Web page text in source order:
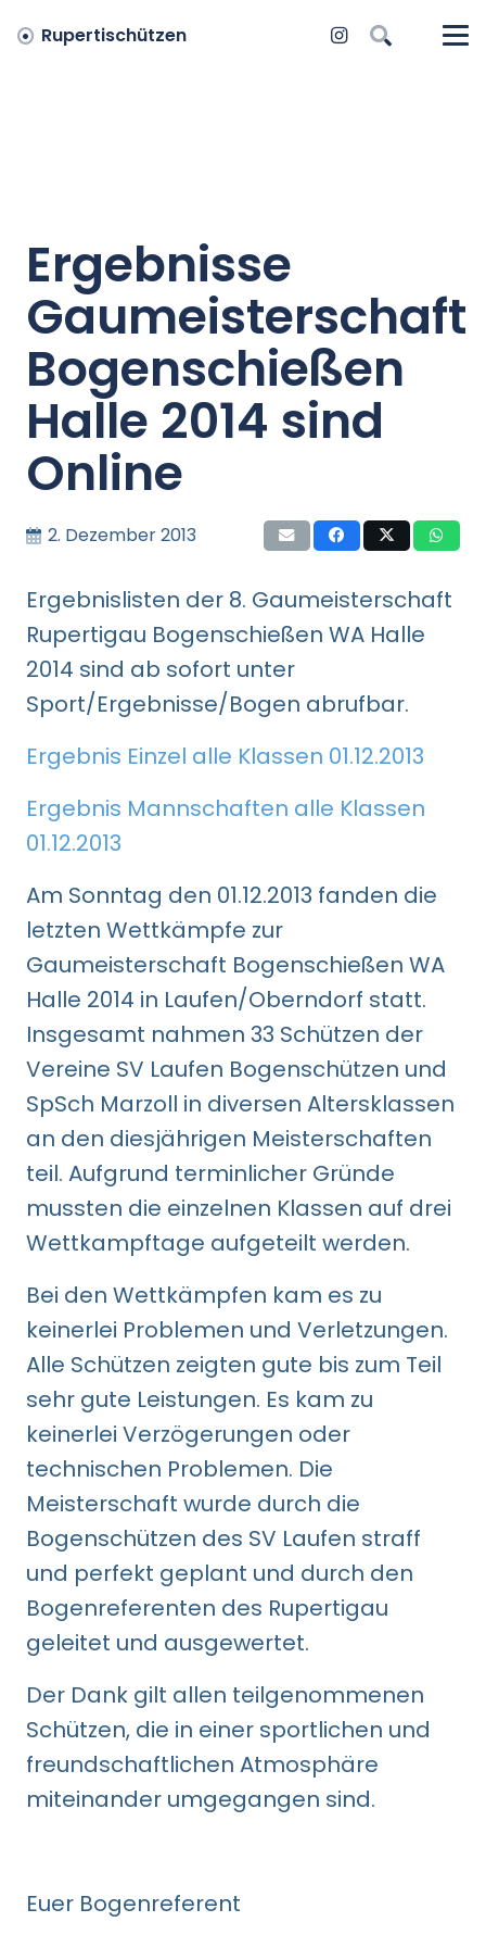
Rupertischützen
Ergebnisse
Gaumeisterschaft
Bogenschießen
Halle 2014 sind
Online
2. Dezember 2013
Ergebnislisten der 8. Gaumeisterschaft
Rupertigau Bogenschießen WA Halle
2014 sind ab sofort unter
Sport/Ergebnisse/Bogen abrufbar.
Ergebnis Einzel alle Klassen 01.12.2013
Ergebnis Mannschaften alle Klassen
01.12.2013
Am Sonntag den 01.12.2013 fanden die
letzten Wettkämpfe zur
Gaumeisterschaft Bogenschießen WA
Halle 2014 in Laufen/Oberndorf statt.
Insgesamt nahmen 33 Schützen der
Vereine SV Laufen Bogenschützen und
SpSch Marzoll in diversen Altersklassen
an den diesjährigen Meisterschaften
teil. Aufgrund terminlicher Gründe
mussten die einzelnen Klassen auf drei
Wettkampftage aufgeteilt werden.
Bei den Wettkämpfen kam es zu
keinerlei Problemen und Verletzungen.
Alle Schützen zeigten gute bis zum Teil
sehr gute Leistungen. Es kam zu
keinerlei Verzögerungen oder
technischen Problemen. Die
Meisterschaft wurde durch die
Bogenschützen des SV Laufen straff
und perfekt geplant und durch den
Bogenreferenten des Rupertigau
geleitet und ausgewertet.
Der Dank gilt allen teilgenommenen
Schützen, die in einer sportlichen und
freundschaftlichen Atmosphäre
miteinander umgegangen sind.
Euer Bogenreferent